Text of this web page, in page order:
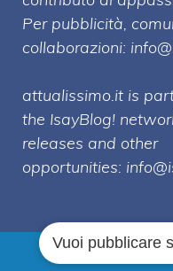
Per pubblicità,
collaborazioni:
attualissimo.it is
the IsayBlog!
releases and other
opportunities:
Attualissimo.it
Vuoi pubblicare